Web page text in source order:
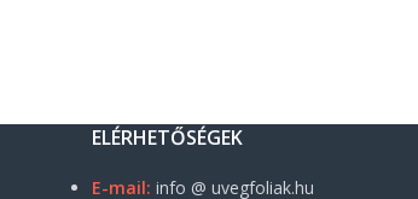
ELÉRHETŐSÉGEK
E-mail: info @ uvegfoliak.hu